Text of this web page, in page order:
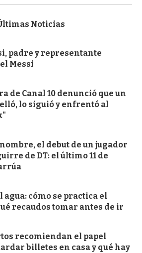
Noticias
padre y representante
Messi
de Canal 10 denunció que un
lo siguió y enfrentó al
el debut de un jugador
de DT: el último 11 de
cómo se practica el
recaudos tomar antes de ir
recomiendan el papel
billetes en casa y qué hay